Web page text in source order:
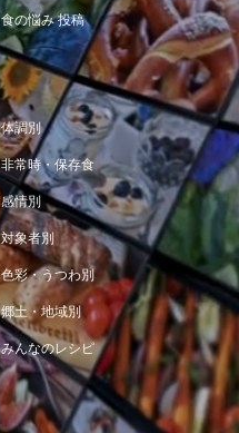
食の悩み 投稿
体調別
非常時・保存食
感情別
対象者別
色彩・うつわ別
郷土・地域別
みんなのレシピ